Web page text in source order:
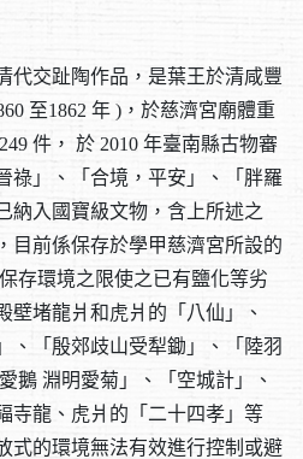
代交趾陶作品，是葉王於清咸豐
至1862 年 )，於慈濟宮廟體重
件， 於 2010 年臺南縣古物審
祿」、「合境，平安」、「胖羅
納入國寶級文物，含上所述之
目前係保存於學甲慈濟宮所設的
存環境之限使之已有鹽化等劣
壁堵龍爿和虎爿的「八仙」、
、「殷郊歧山受犁鋤」、「陸羽
鵝 淵明愛菊」、「空城計」、
寺龍、虎爿的「二十四孝」等
式的環境無法有效進行控制或避